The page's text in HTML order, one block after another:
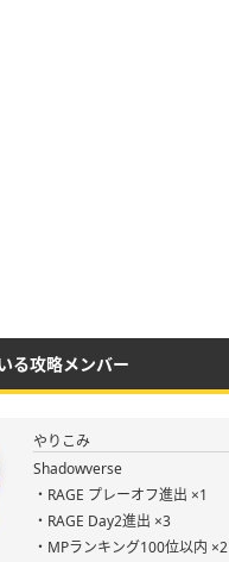
る攻略メンバー
やりこみ
Shadowverse
・RAGE プレーオフ進出 ×1
・RAGE Day2進出 ×3
・MPランキング100位以内 ×2